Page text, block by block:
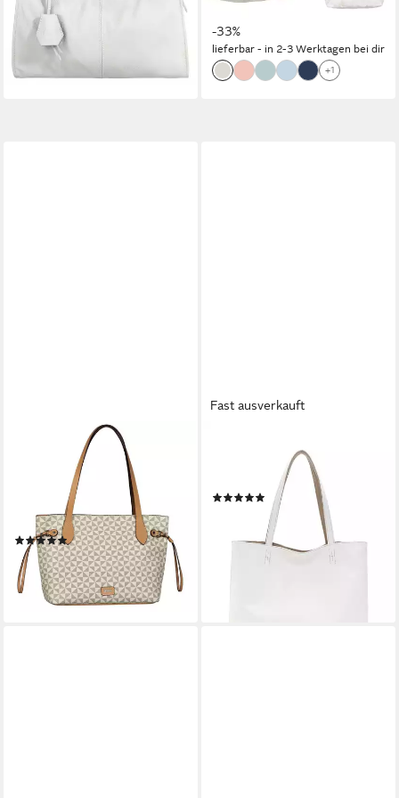
-33%
lieferbar - in 2-3 Werktagen bei dir
+1
Shopper Barina, aus
Lederimitat mit
charakteristischem All-Over-
Druck und Metall Logo
(23)
63,00 €
lieferbar - in 1-2 Werktagen bei dir
Fast ausverkauft
Shopper E&N Eva, Logo
(15)
ab 39,95 € 49,99 €
lieferbar - in 2-3 Werktagen bei dir